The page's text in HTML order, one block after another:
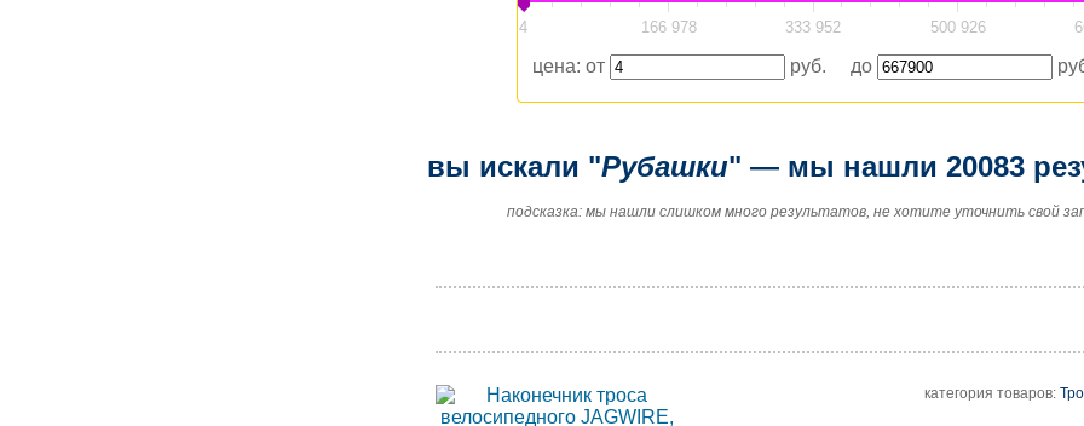
4 166 978 333 952 500 926
цена: от руб. до
вы искали "Рубашки" — мы нашли 20083
подсказка: мы нашли слишком много результатов, не хотите уточнить свой
категория товаров: